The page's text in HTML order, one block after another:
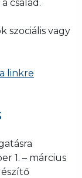
család.
szociális vagy
linkre
1. – március